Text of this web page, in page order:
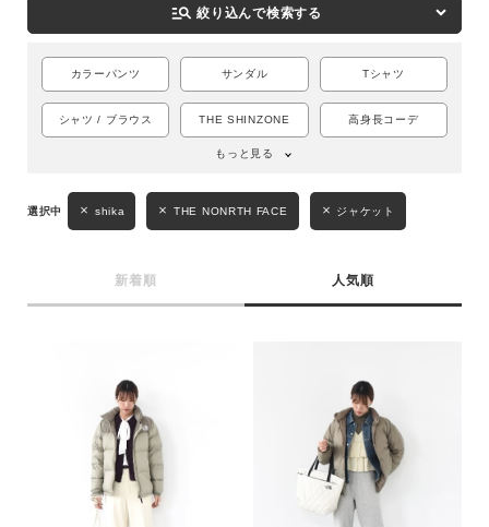
MENS LADIES KIDS
manage_search 絞り込んで検索する
カラーパンツ サンダル Tシャツ
シャツ / ブラウス THE SHINZONE 高身長コーデ
もっと見る
shika THE NONRTH FACE ジャケット
新着順 人気順